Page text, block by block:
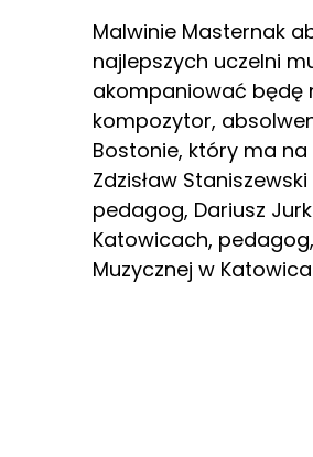
Malwinie Masternak
najlepszych uczelni
akompaniować będę
kompozytor,
Bostonie, który ma
Zdzisław
pedagog, Dariusz
Katowicach,
Muzycznej w